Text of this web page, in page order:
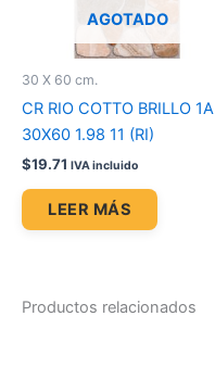
AGOTADO
30 X 60 cm.
CR RIO COTTO BRILLO 1A
30X60 1.98 11 (RI)
$19.71 IVA incluido
LEER MÁS
Productos relacionados